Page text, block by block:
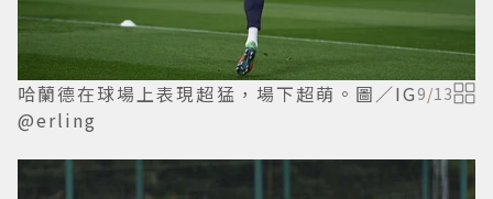
哈蘭德在球場上表現超猛，場下超萌。圖／IG
@erling
9/13